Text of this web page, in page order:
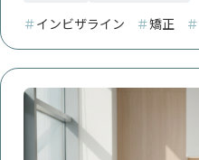
＃インビザライン ＃矯正 ＃